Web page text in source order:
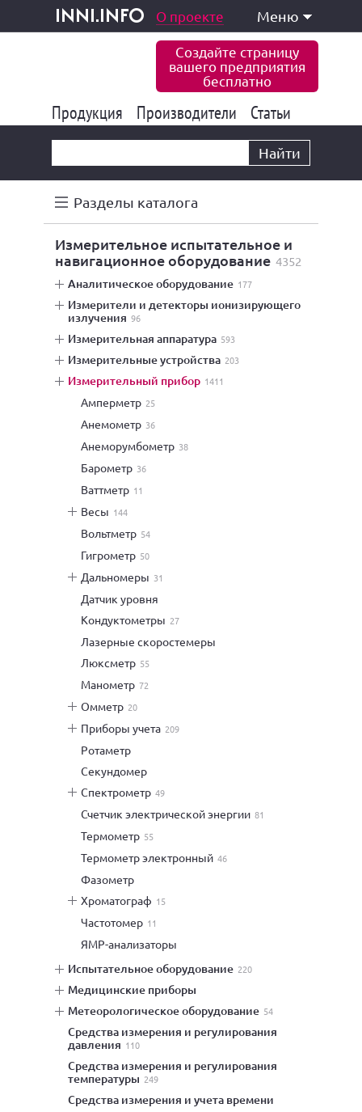
inni.info
и услуги О проекте Меню
Создайте страницу
вашего предприятия
бесплатно
Продукция 177 834
Производители 6 771
Статьи
Найти
Разделы каталога
измерительное испытательное и
навигационное оборудование 4352
аналитическое оборудование 177
измерители и детекторы ионизирующего
излучения 96
измерительная аппаратура 593
измерительные устройства 203
измерительный прибор 1411
амперметр 25
анемометр 36
анеморумбометр 38
барометр 36
ваттметр 11
весы 144
вольтметр 54
гигрометр 50
дальномеры 31
датчик уровня
кондуктометры 27
лазерные скоростемеры
люксметр 55
манометр 72
омметр 20
приборы учета 209
ротаметр
секундомер
спектрометр 49
счетчик электрической энергии 81
термометр 55
термометр электронный 46
фазометр
хроматограф 15
частотомер 11
ЯМР-анализаторы
испытательное оборудование 220
медицинские приборы
метеорологическое оборудование 54
средства измерения и регулирования
давления 110
средства измерения и регулирования
температуры 249
средства измерения и учета времени